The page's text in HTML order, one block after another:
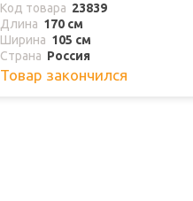
Код товара 23839
Длина 170 см
Ширина 105 см
Страна Россия
Товар закончился